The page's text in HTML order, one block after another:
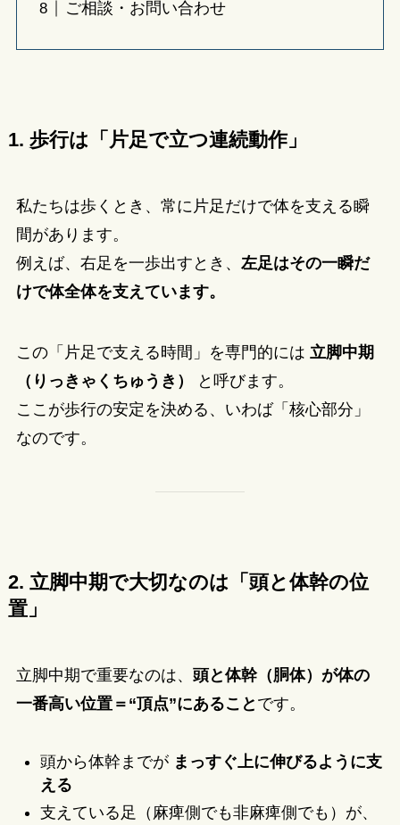
ご相談・お問い合わせ
1. 歩行は「片足で立つ連続動作」
私たちは歩くとき、常に片足だけで体を支える瞬
間があります。
例えば、右足を一歩出すとき、 左足はその一瞬だ
けで体全体を支えています。
この「片足で支える時間」を専門的には 立脚中期
（りっきゃくちゅうき）
と呼びます。
ここが歩行の安定を決める、いわば「核心部分」
なのです。
2. 立脚中期で大切なのは「頭と体幹の位
置」
立脚中期で重要なのは、 頭と体幹（胴体）が体の
一番高い位置＝“頂点”にあること です。
頭から体幹までが まっすぐ上に伸びるように支
える
支えている足（麻痺側でも非麻痺側でも）が、